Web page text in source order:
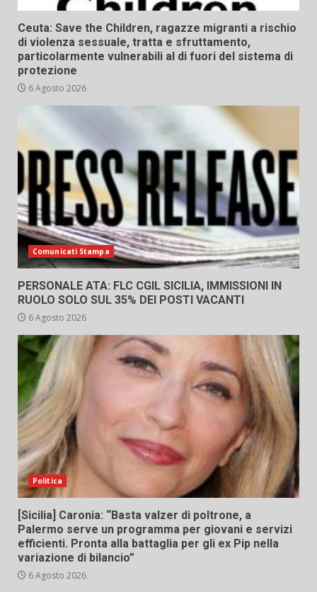
Ceuta: Save the Children, ragazze migranti a rischio
di violenza sessuale, tratta e sfruttamento,
particolarmente vulnerabili al di fuori del sistema di
protezione
6 Agosto 2026
Comunicati Stampa
PERSONALE ATA: FLC CGIL SICILIA, IMMISSIONI IN
RUOLO SOLO SUL 35% DEI POSTI VACANTI
6 Agosto 2026
Politica
[Sicilia] Caronia: “Basta valzer di poltrone, a
Palermo serve un programma per giovani e servizi
efficienti. Pronta alla battaglia per gli ex Pip nella
variazione di bilancio”
6 Agosto 2026